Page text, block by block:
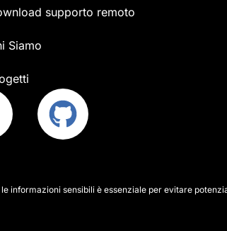
supporto remoto
Siamo
informazioni sensibili è essenziale per evitare